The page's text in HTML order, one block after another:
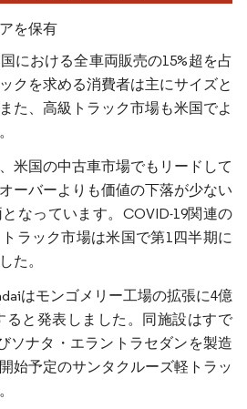
を保有
における全車両販売の15%超を占
クを求める消費者は主にサイズと
た、高級トラック市場も米国でよ
米国の中古車市場でもリードして
ーバーよりも価値の下落が少ない
なっています。COVID-19関連の
ラック市場は米国で第1四半期に
た。
はモンゴメリー工場の拡張に4億
ると発表しました。同施設はすで
ソナタ・エラントラセダンを製造
始予定のサンタクルーズ軽トラッ